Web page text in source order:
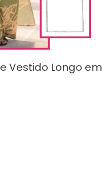
Vestido Longo em